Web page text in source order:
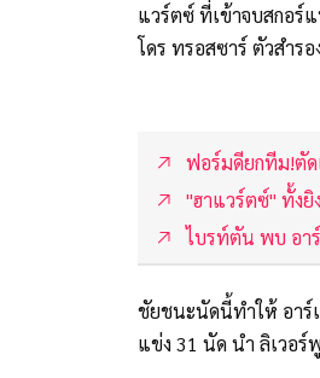
แวร์ตซ์ ที่เข้าจบสกอร์
โดร ทรอสซาร์ ตัวสำรอ
ฟอร์มดียกทีม!ตัด
"ฮาแวร์ตซ์" ทั้งยิ
ไบรท์ตัน พบ อา
ชัยชนะนัดนี้ทำให้ อาร์
แข่ง 31 นัด นำ ลิเวอ